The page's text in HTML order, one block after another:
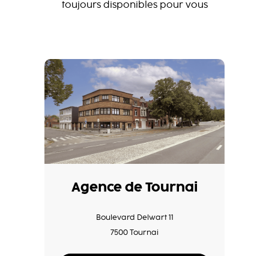
toujours disponibles pour vous
Agence de Tournai
Boulevard Delwart 11
7500 Tournai